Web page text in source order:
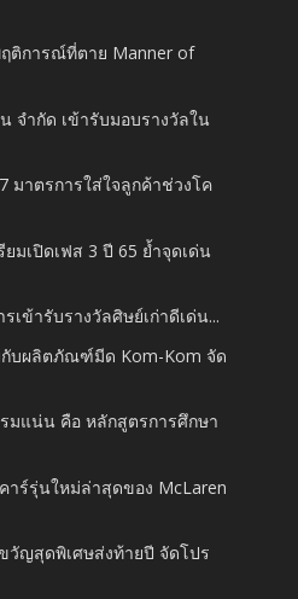
ติการณ์ที่ตาย Manner of
จำกัด เข้ารับมอบรางวัลใน
มาตรการใส่ใจลูกค้าช่วงโค
ยมเปิดเฟส 3 ปี 65 ย้ำจุดเด่น
เข้ารับรางวัลศิษย์เก่าดีเด่น...
กับผลิตภัณฑ์มีด Kom-Kom จัด
มแน่น คือ หลักสูตรการศึกษา
าร์รุ่นใหม่ล่าสุดของ McLaren
วัญสุดพิเศษส่งท้ายปี จัดโปร